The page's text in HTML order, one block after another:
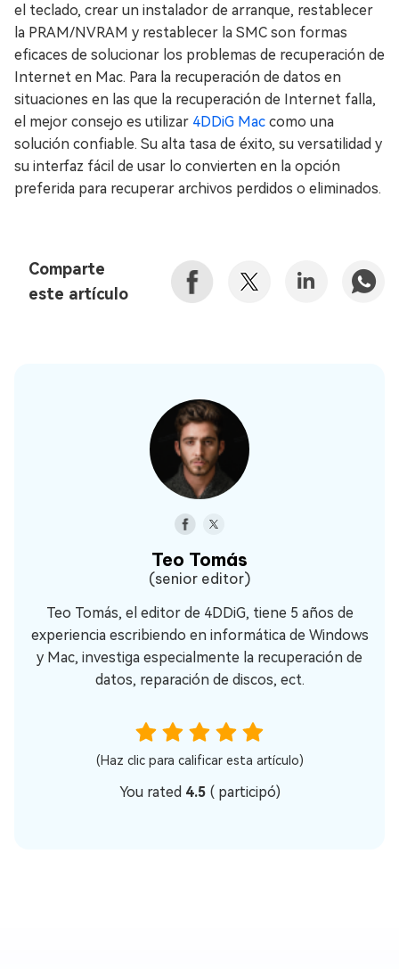
el teclado, crear un instalador de arranque, restablecer
la PRAM/NVRAM y restablecer la SMC son formas
eficaces de solucionar los problemas de recuperación de
Internet en Mac. Para la recuperación de datos en
situaciones en las que la recuperación de Internet falla,
el mejor consejo es utilizar 4DDiG Mac como una
solución confiable. Su alta tasa de éxito, su versatilidad y
su interfaz fácil de usar lo convierten en la opción
preferida para recuperar archivos perdidos o eliminados.
Comparte
este artículo
Teo Tomás
(senior editor)
Teo Tomás, el editor de 4DDiG, tiene 5 años de
experiencia escribiendo en informática de Windows
y Mac, investiga especialmente la recuperación de
datos, reparación de discos, ect.
(Haz clic para calificar esta artículo)
You rated 4.5 ( participó)